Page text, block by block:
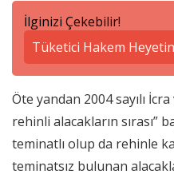
İlginizi Çekebilir!
Tüketici Hakem
Öte yandan 2004 sayılı
rehinli alacakların sırası”
teminatlı olup da rehinle
teminatsız bulunan